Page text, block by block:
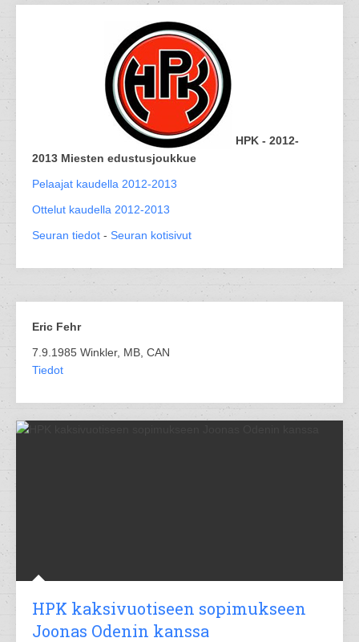
HPK - 2012-
2013 Miesten edustusjoukkue
Pelaajat kaudella 2012-2013
Ottelut kaudella 2012-2013
Seuran tiedot - Seuran kotisivut
Eric Fehr
7.9.1985 Winkler, MB, CAN
Tiedot
HPK kaksivuotiseen sopimukseen
Joonas Odenin kanssa